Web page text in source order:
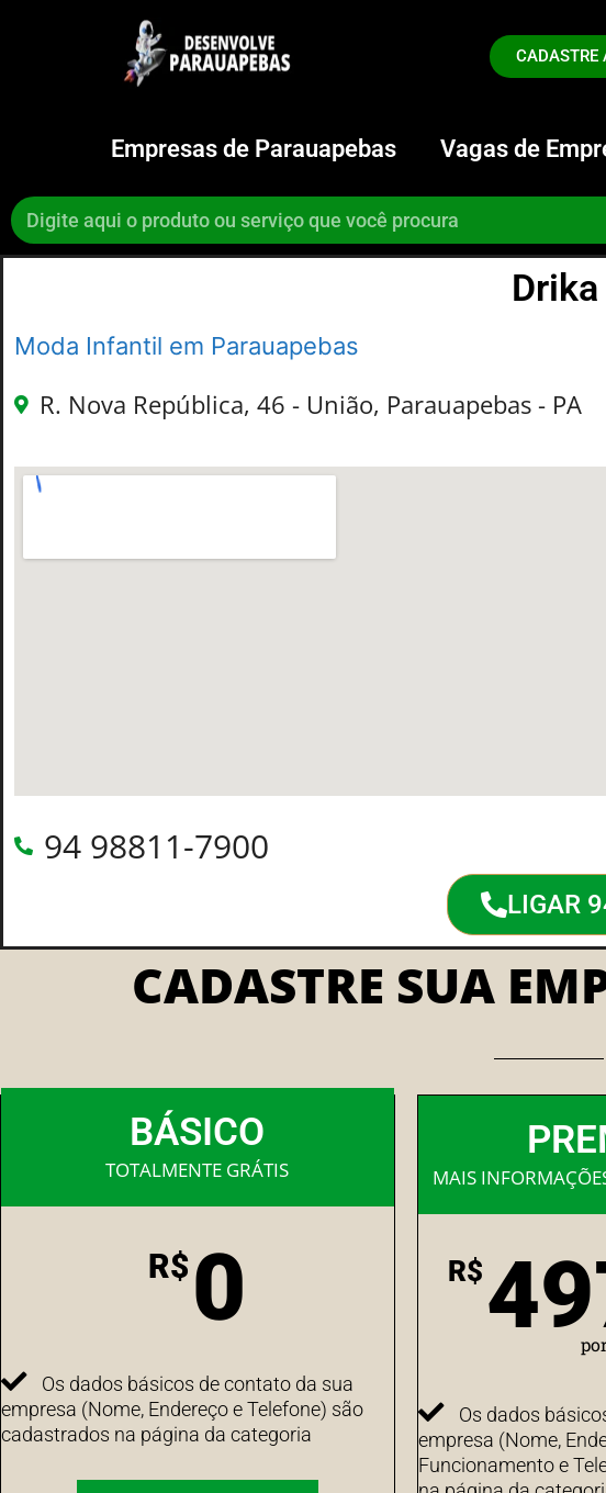
CADASTRE
Empresas de Parauapebas Vagas de
Moda Infantil em Parauapebas
R. Nova República, 46 - União, Parauapebas - PA
94 98811-7900
LIGAR
CADASTRE SUA
BÁSICO
TOTALMENTE GRÁTIS
R$0
Os dados básicos de contato da sua
empresa (Nome, Endereço e Telefone) são
cadastrados na página da categoria
MAIS
R$
Os dados
empresa (Nome,
Funcionamento e